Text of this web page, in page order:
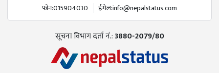
फोन:015904030 ईमेल:info@nepalstatus.com
सूचना विभाग दर्ता नं.:3880-2079/80